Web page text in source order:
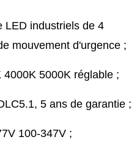
industriels de 4
mouvement d'urgence ;
5000K réglable ;
5 ans de garantie ;
100-347V ;